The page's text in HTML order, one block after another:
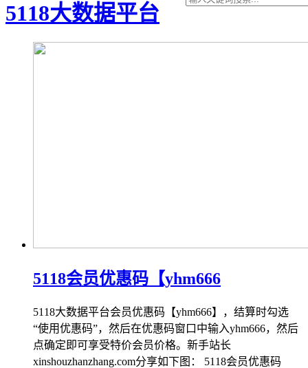
5118大数据平台
5118会员优惠码【yhm666
5118大数据平台会员优惠码【yhm666】，结算时勾选
“使用优惠码”，然后在优惠码窗口中输入yhm666，然后
点确定即可享受特价会员价格。新手站长
xinshouzhanzhang.com分享如下图： 5118会员优惠码